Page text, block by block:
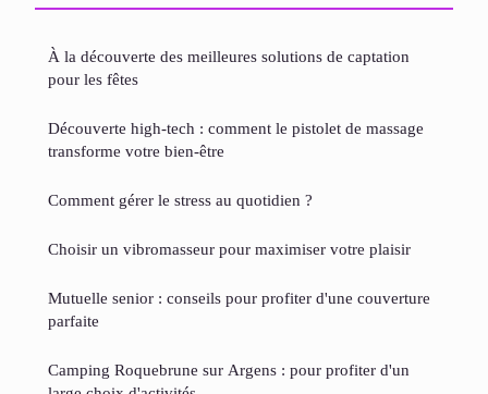
À la découverte des meilleures solutions de captation
pour les fêtes
Découverte high-tech : comment le pistolet de massage
transforme votre bien-être
Comment gérer le stress au quotidien ?
Choisir un vibromasseur pour maximiser votre plaisir
Mutuelle senior : conseils pour profiter d'une couverture
parfaite
Camping Roquebrune sur Argens : pour profiter d'un